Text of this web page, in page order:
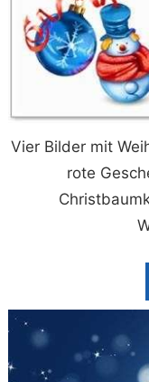
Vier Bilder mit
rote